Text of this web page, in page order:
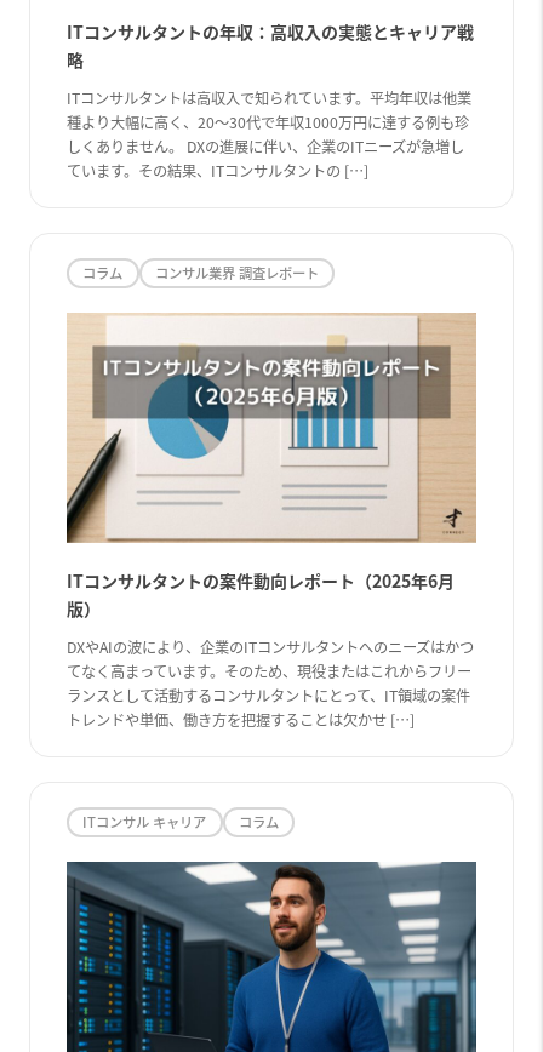
ITコンサルタントの年収：高収入の実態とキャリア戦
略
ITコンサルタントは高収入で知られています。平均年収は他業
種より大幅に高く、20〜30代で年収1000万円に達する例も珍
しくありません。 DXの進展に伴い、企業のITニーズが急増し
ています。その結果、ITコンサルタントの […]
コラム コンサル業界 調査レポート
ITコンサルタントの案件動向レポート（2025年6月
版）
DXやAIの波により、企業のITコンサルタントへのニーズはかつ
てなく高まっています。そのため、現役またはこれからフリー
ランスとして活動するコンサルタントにとって、IT領域の案件
トレンドや単価、働き方を把握することは欠かせ […]
ITコンサル キャリア コラム